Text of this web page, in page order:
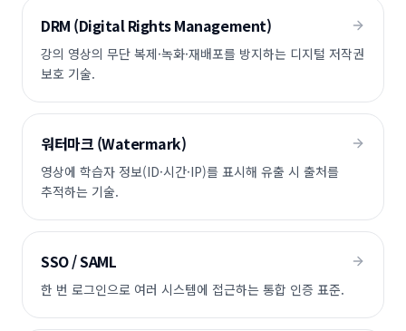
DRM (Digital Rights Management)
강의 영상의 무단 복제·녹화·재배포를 방지하는 디지털 저작권
보호 기술.
워터마크 (Watermark)
영상에 학습자 정보(ID·시간·IP)를 표시해 유출 시 출처를
추적하는 기술.
SSO / SAML
한 번 로그인으로 여러 시스템에 접근하는 통합 인증 표준.